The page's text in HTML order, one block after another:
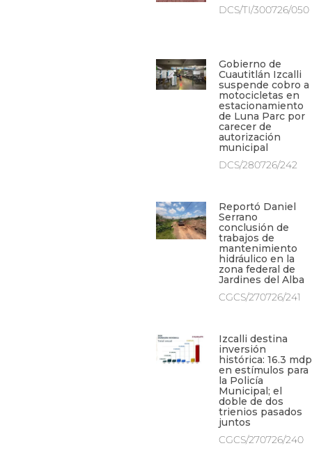
DCS/TI/300726/050
Gobierno de
Cuautitlán Izcalli
suspende cobro a
motocicletas en
estacionamiento
de Luna Parc por
carecer de
autorización
municipal
DCS/280726/242
Reportó Daniel
Serrano
conclusión de
trabajos de
mantenimiento
hidráulico en la
zona federal de
Jardines del Alba
CGCS/270726/241
Izcalli destina
inversión
histórica: 16.3 mdp
en estímulos para
la Policía
Municipal; el
doble de dos
trienios pasados
juntos
CGCS/270726/240